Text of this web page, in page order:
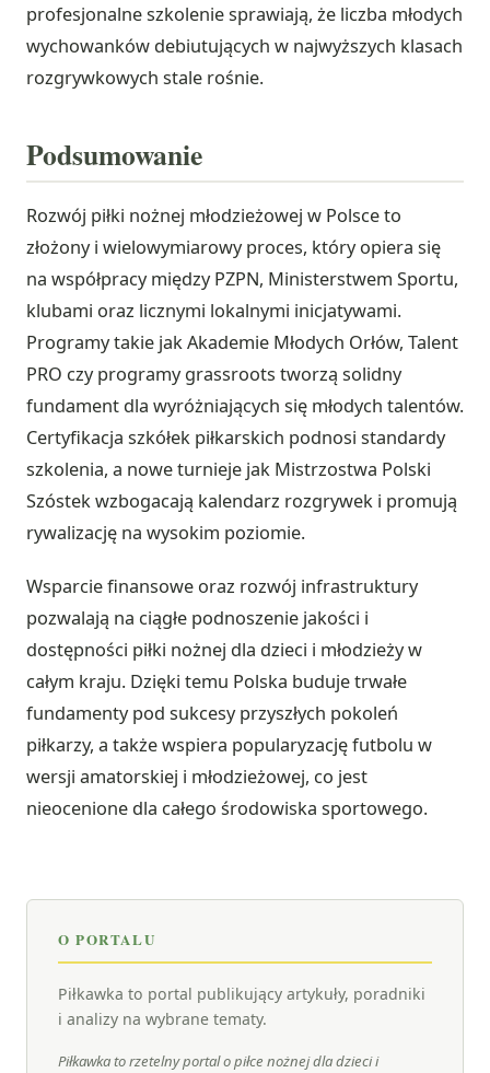
profesjonalne szkolenie sprawiają, że liczba młodych
wychowanków debiutujących w najwyższych klasach
rozgrywkowych stale rośnie.
Podsumowanie
Rozwój piłki nożnej młodzieżowej w Polsce to
złożony i wielowymiarowy proces, który opiera się
na współpracy między PZPN, Ministerstwem Sportu,
klubami oraz licznymi lokalnymi inicjatywami.
Programy takie jak Akademie Młodych Orłów, Talent
PRO czy programy grassroots tworzą solidny
fundament dla wyróżniających się młodych talentów.
Certyfikacja szkółek piłkarskich podnosi standardy
szkolenia, a nowe turnieje jak Mistrzostwa Polski
Szóstek wzbogacają kalendarz rozgrywek i promują
rywalizację na wysokim poziomie.
Wsparcie finansowe oraz rozwój infrastruktury
pozwalają na ciągłe podnoszenie jakości i
dostępności piłki nożnej dla dzieci i młodzieży w
całym kraju. Dzięki temu Polska buduje trwałe
fundamenty pod sukcesy przyszłych pokoleń
piłkarzy, a także wspiera popularyzację futbolu w
wersji amatorskiej i młodzieżowej, co jest
nieocenione dla całego środowiska sportowego.
O PORTALU
Piłkawka to portal publikujący artykuły, poradniki
i analizy na wybrane tematy.
Piłkawka to rzetelny portal o piłce nożnej dla dzieci i